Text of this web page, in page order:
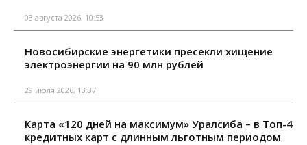
03 августа 2026, 10:53
Новосибирские энергетики пресекли хищение
электроэнергии на 90 млн рублей
29 июля 2026, 13:37
Карта «120 дней на максимум» Уралсиба – в Топ-4
кредитных карт с длинным льготным периодом